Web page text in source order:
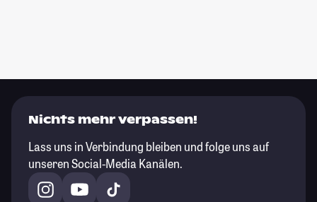
Nichts mehr verpassen!
Lass uns in Verbindung bleiben und folge uns auf
unseren Social-Media Kanälen.